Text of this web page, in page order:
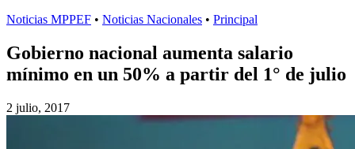
Noticias MPPEF • Noticias Nacionales • Principal
Gobierno nacional aumenta salario
mínimo en un 50% a partir del 1° de julio
2 julio, 2017